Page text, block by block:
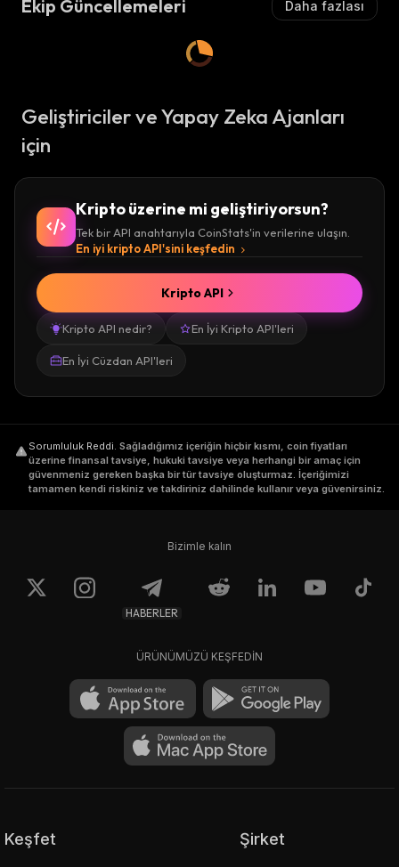
Ekip Güncellemeleri Daha fazlası
Geliştiriciler ve Yapay Zeka Ajanları
için
Kripto üzerine mi geliştiriyorsun?
Tek bir API anahtarıyla CoinStats'in verilerine ulaşın.
En iyi kripto API'sini keşfedin
Kripto API nedir? En İyi Kripto API'leri
En İyi Cüzdan API'leri
Kripto API
Sorumluluk Reddi. Sağladığımız içeriğin hiçbir kısmı, coin fiyatları
üzerine finansal tavsiye, hukuki tavsiye veya herhangi bir amaç için
güvenmeniz gereken başka bir tür tavsiye oluşturmaz. İçeriğimizi
tamamen kendi riskiniz ve takdiriniz dahilinde kullanır veya güvenirsiniz.
Bizimle kalın
HABERLER
ÜRÜNÜMÜZÜ KEŞFEDİN
Keşfet Şirket